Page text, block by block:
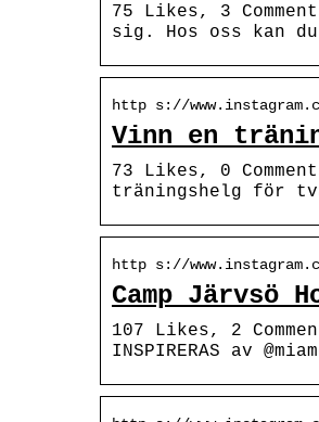
75 Likes, 3
sig. Hos oss kan
http s://
Vinn en
73 Likes, 0
träningshelg för
http s://
Camp Järvsö
107 Likes, 2
INSPIRERAS av